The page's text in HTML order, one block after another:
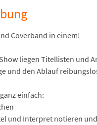
Coverband in einem!
liegen Titellisten und
und den Ablauf
einfach:
und Interpret notieren